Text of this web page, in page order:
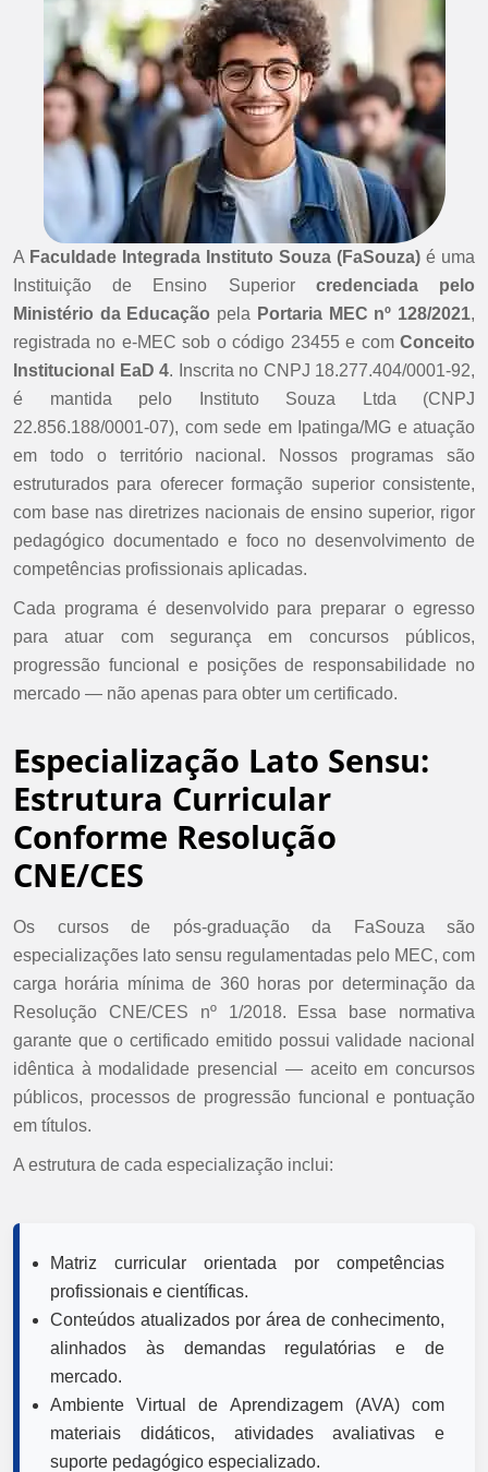
A Faculdade Integrada Instituto Souza (FaSouza) é uma
Instituição de Ensino Superior credenciada pelo
Ministério da Educação pela Portaria MEC nº 128/2021,
registrada no e-MEC sob o código 23455 e com Conceito
Institucional EaD 4. Inscrita no CNPJ 18.277.404/0001-92,
é mantida pelo Instituto Souza Ltda (CNPJ
22.856.188/0001-07), com sede em Ipatinga/MG e atuação
em todo o território nacional. Nossos programas são
estruturados para oferecer formação superior consistente,
com base nas diretrizes nacionais de ensino superior, rigor
pedagógico documentado e foco no desenvolvimento de
competências profissionais aplicadas.
Cada programa é desenvolvido para preparar o egresso
para atuar com segurança em concursos públicos,
progressão funcional e posições de responsabilidade no
mercado — não apenas para obter um certificado.
Especialização Lato Sensu:
Estrutura Curricular
Conforme Resolução
CNE/CES
Os cursos de pós-graduação da FaSouza são
especializações lato sensu regulamentadas pelo MEC, com
carga horária mínima de 360 horas por determinação da
Resolução CNE/CES nº 1/2018. Essa base normativa
garante que o certificado emitido possui validade nacional
idêntica à modalidade presencial — aceito em concursos
públicos, processos de progressão funcional e pontuação
em títulos.
A estrutura de cada especialização inclui:
Matriz curricular orientada por competências
profissionais e científicas.
Conteúdos atualizados por área de conhecimento,
alinhados às demandas regulatórias e de
mercado.
Ambiente Virtual de Aprendizagem (AVA) com
materiais didáticos, atividades avaliativas e
suporte pedagógico especializado.